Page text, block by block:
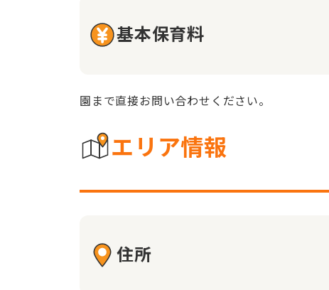
基本保育料
園まで直接お問い合わせください。
エリア情報
住所